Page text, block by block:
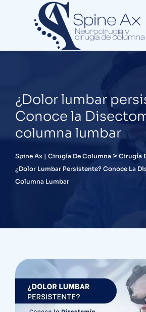
¿Dolor lumbar
Conoce la
columna lumbar
Spine Ax | Cirugía De Columna > Cirugía
¿Dolor Lumbar Persistente? Conoce La
Columna Lumbar